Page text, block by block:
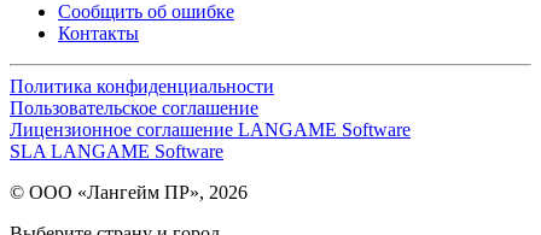
Сообщить об ошибке
Контакты
Политика конфиденциальности
Пользовательское соглашение
Лицензионное соглашение LANGAME Software
SLA LANGAME Software
© ООО «Лангейм ПР», 2026